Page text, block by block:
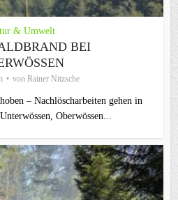
& Umwelt
BEI
von Rainer Nitzsche
– Nachlöscharbeiten gehen in
Oberwössen...